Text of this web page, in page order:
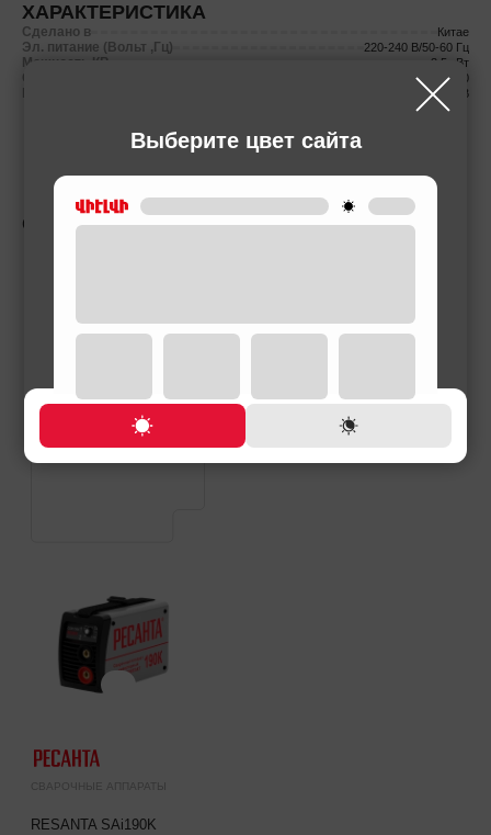
Выберите цвет сайта
ХАРАКТЕРИСТИКА
Сделано в Китае
Эл. питание (Вольт ,Гц) 220-240 В/50-60 Гц
Мощность КВ 3.5 кВт
Сварочный ток (MMA) 10-160
140-260В
СОПУТСТВУЮЩИЕ ТОВАРЫ
СВАРОЧНЫЕ АППАРАТЫ
RESANTA SAi190K